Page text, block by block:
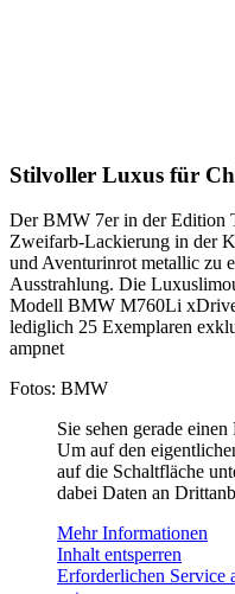
Stilvoller Luxus für
Der BMW 7er in der Edition
Zweifarb-Lackierung in der
und Aventurinrot metallic zu
Ausstrahlung. Die
Modell BMW M760Li
lediglich 25 Exemplaren
ampnet
Fotos: BMW
Sie sehen gerade
Um auf den
auf die Schaltfläche
dabei Daten an
Mehr Informationen
Inhalt entsperren
Erforderlichen Service